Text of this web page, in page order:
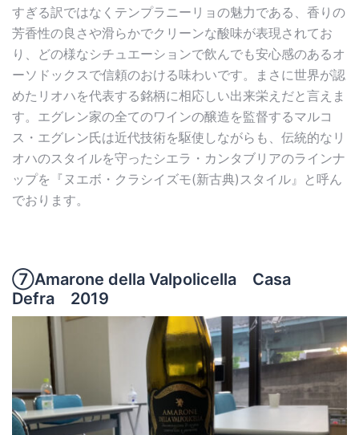
すぎる訳ではなくテンプラニーリョの魅力である、香りの
芳香性の良さや滑らかでクリーンな酸味が表現されてお
り、どの様なシチュエーションで飲んでも安心感のあるオ
ーソドックスで信頼のおける味わいです。まさに世界が認
めたリオハを代表する銘柄に相応しい出来栄えだと言えま
す。エグレン家の全てのワインの醸造を監督するマルコ
ス・エグレン氏は近代技術を駆使しながらも、伝統的なリ
オハのスタイルを守ったシエラ・カンタブリアのラインナ
ップを『ヌエボ・クラシイズモ(新古典)スタイル』と呼ん
でおります。
⑦Amarone della Valpolicella Casa
Defra 2019